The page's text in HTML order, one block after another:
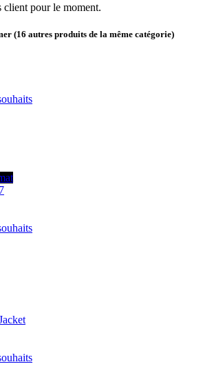
client pour le moment.
(16 autres produits de la même catégorie)